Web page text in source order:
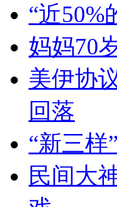
“近50%
妈妈70
美伊协
回落
“新三样
民间大